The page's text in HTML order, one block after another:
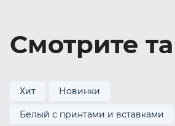
Смотрите
Хит Новинки
Белый с принтами и вставками